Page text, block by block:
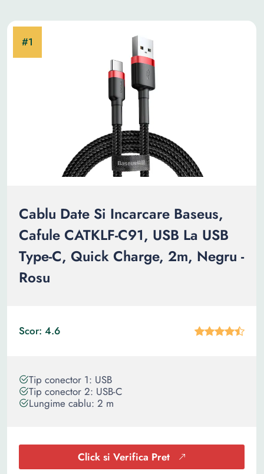
Cablu Date Si Incarcare Baseus,
Cafule CATKLF-C91, USB La USB
Type-C, Quick Charge, 2m, Negru -
Rosu
Scor: 4.6
Tip conector 1: USB
Tip conector 2: USB-C
Lungime cablu: 2 m
Click si Verifica Pret